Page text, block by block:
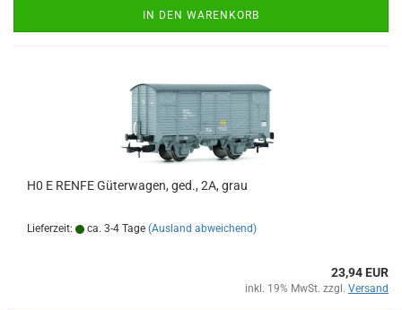
IN DEN WARENKORB
H0 E RENFE Güterwagen, ged., 2A, grau
Lieferzeit: ca. 3-4 Tage (Ausland abweichend)
23,94 EUR
inkl. 19% MwSt. zzgl. Versand